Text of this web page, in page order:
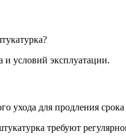
и условий эксплуатации.
ухода для продления
требуют